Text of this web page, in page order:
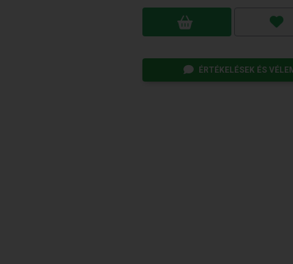
ÉRTÉKELÉSEK ÉS